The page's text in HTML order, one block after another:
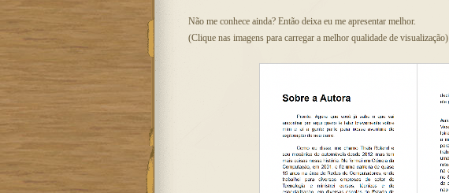
Não me conhece ainda? Então deixa eu me apresentar melhor.
(Clique nas imagens para carregar a melhor qualidade de visualização)